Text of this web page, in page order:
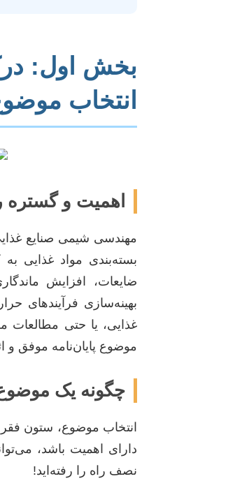
بخش اول:
انتخاب
اهمیت و گستره
مهندسی شیمی صنایع
بسته‌بندی مواد غذایی
ضایعات، افزایش
بهینه‌سازی فرآیندهای
غذایی، یا حتی مطالعات
موضوع پایان‌نامه موفق و
چگونه یک موضوع
انتخاب موضوع، ستون
دارای اهمیت باشد،
نصف راه را رفته‌اید!